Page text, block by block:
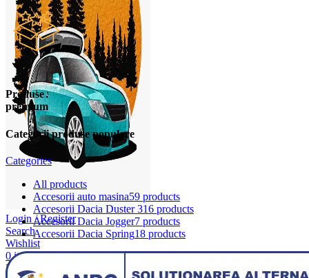
Login / Register
Search
Wishlist
0items / 0,00lei
Menu
Produse
premium
Categorii produse populare
Categories
All products
Accesorii auto masina59 products
Accesorii Dacia Duster 316 products
Accesorii Dacia Jogger7 products
Accesorii Dacia Spring18 products